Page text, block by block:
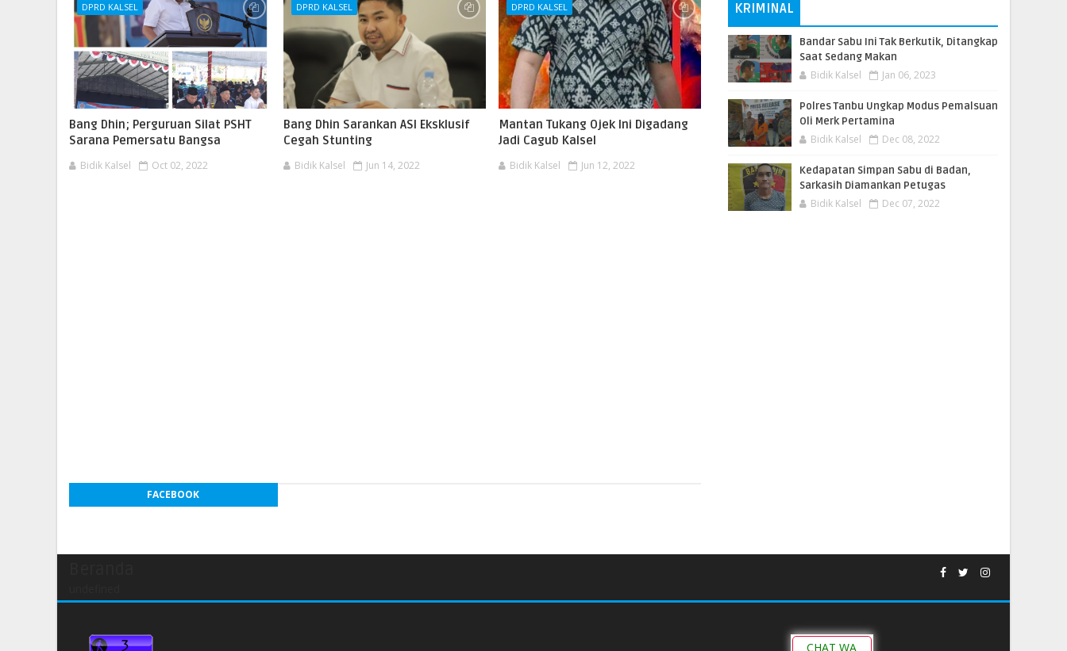
DPRD KALSEL
Bang Dhin; Perguruan Silat PSHT
Sarana Pemersatu Bangsa
Bidik Kalsel Oct 02, 2022
DPRD KALSEL
Bang Dhin Sarankan ASI Eksklusif
Cegah Stunting
Bidik Kalsel Jun 14, 2022
DPRD KALSEL
Mantan Tukang Ojek Ini Digadang
Jadi Cagub Kalsel
Bidik Kalsel Jun 12, 2022
FACEBOOK
KRIMINAL
Bandar Sabu Ini Tak Berkutik, Ditangkap
Saat Sedang Makan
Bidik Kalsel Jan 06, 2023
Polres Tanbu Ungkap Modus Pemalsuan
Oli Merk Pertamina
Bidik Kalsel Dec 08, 2022
Kedapatan Simpan Sabu di Badan,
Sarkasih Diamankan Petugas
Bidik Kalsel Dec 07, 2022
CHAT WA